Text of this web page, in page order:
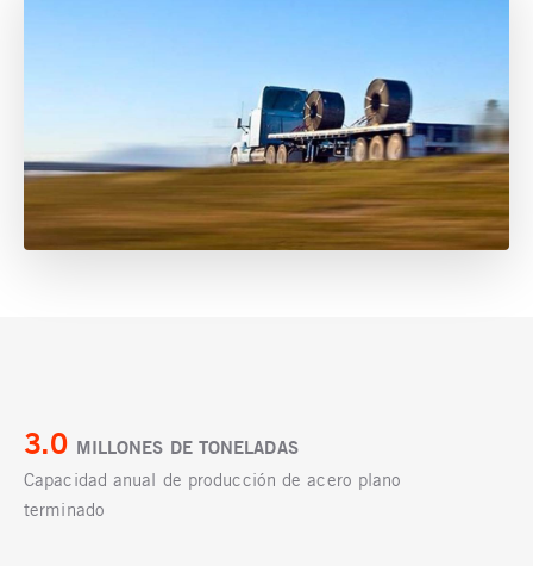
3.0
MILLONES DE TONELADAS
Capacidad anual de producción de acero plano
terminado